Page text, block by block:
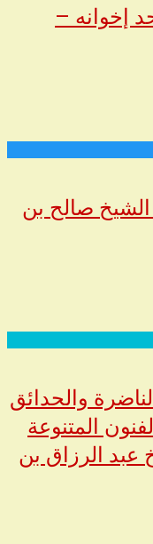
إخوانه –
صالح بن
والحدائق
المتنوعة
عبد الرزاق بن